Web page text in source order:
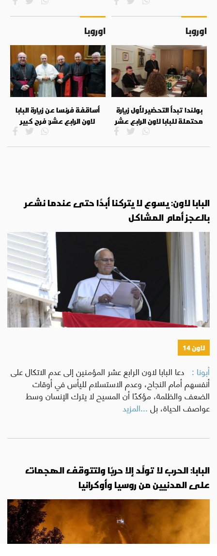
اوروبا
بولندا تبدأ التحضير لأول زيارة
محتملة للبابا لاون الرابع عشر
اوروبا
أساقفة فرنسا عن زيارة البابا
لاون الرابع عشر: فرح كبير
البابا لاون: يسوع لا يتركنا أبدًا حتى عندما نشعر
بالعجز أمام المشاكل
لاون 14
أبونا : دعا البابا لاون الرابع عشر المؤمنين إلى عدم الاتكال على
أنفسهم أمام النجاح، وعدم الاستسلام لليأس في أوقات
الضعف والظلمة، مؤكدًا أن المسيح لا يترك الإنسان وسط
عواصف الحياة، بل...المزيد
البابا: الحرب لا تولّد إلا حربًا ولتتوقف الهجمات
على المدنيين من روسيا وأوكرانيا